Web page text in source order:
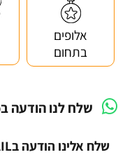
אלופים
בתחום
שלח לנו הודעה בWhatsApp
שלח אלינו הודעה בE-MAIL